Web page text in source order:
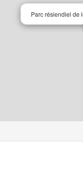
Parc résiendiel de